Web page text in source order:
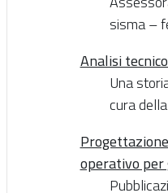
sisma –
Analisi
Una
cura
operativo per